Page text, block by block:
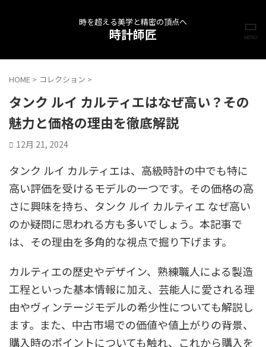
時を超える美学と精密の頂点へ
時計師匠
HOME > コレクション >
タンク ルイ カルティエはなぜ高い？その
魅力と価格の理由を徹底解説
12月 21, 2024
タンク ルイ カルティエは、高級時計の中でも特に
高い評価を受けるモデルの一つです。その価格の高
さに興味を持ち、タンク ルイ カルティエ なぜ高い
のか疑問に思われる方も多いでしょう。本記事で
は、その理由を多角的な視点で掘り下げます。
カルティエの歴史やデザイン、熟練職人による製造
工程といった基本情報に加え、芸能人に愛される理
由やヴィンテージモデルの希少性についても解説し
ます。また、中古市場での価値や値上がりの背景、
購入時のポイントについても触れ、これから購入を